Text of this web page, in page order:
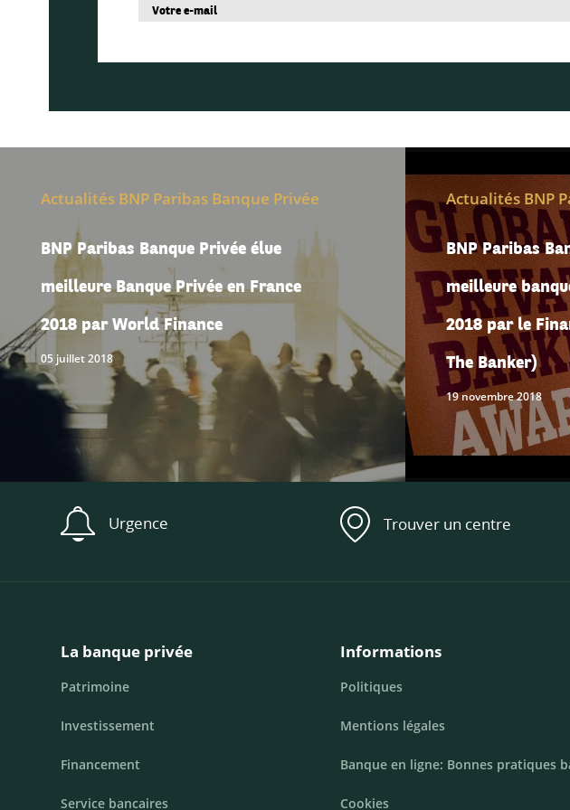
Actualités BNP Paribas Banque Privée
BNP Paribas Banque Privée élue
meilleure Banque Privée en France
2018 par World Finance
05 juillet 2018
Actualités BNP
BNP Paribas
meilleure
2018 par le
The Banker)
19 novembre 2018
Urgence Trouver un centre
La banque privée
Patrimoine
Investissement
Financement
Service bancaires
Informations
Politiques
Mentions légales
Banque en ligne: Bonnes pratiques
Cookies